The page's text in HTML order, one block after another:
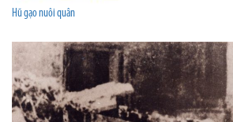
Hũ gạo nuôi quân